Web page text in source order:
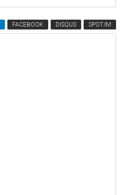
FACEBOOK DISQUS SPOT.IM